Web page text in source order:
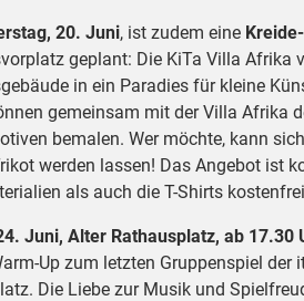
20. Juni, ist zudem eine
geplant: Die KiTa Villa Afrika
in ein Paradies für kleine
gemeinsam mit der Villa Afrika
bemalen. Wer möchte, kann
werden lassen! Das Angebot ist
als auch die T-Shirts
Juni, Alter Rathausplatz, ab
Up zum letzten Gruppenspiel
Die Liebe zur Musik und